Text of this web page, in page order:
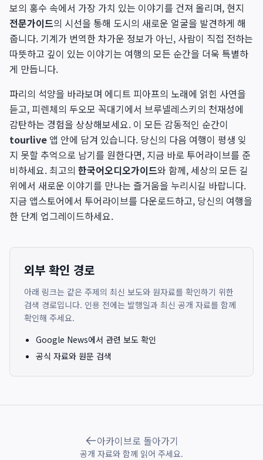
보의 홍수 속에서 가장 가치 있는 이야기를 건져 올리며, 현지
전문가이드의 시선을 통해 도시의 새로운 얼굴을 발견하게 해
줍니다. 기계가 번역한 차가운 정보가 아닌, 사람이 직접 전하는
따뜻하고 깊이 있는 이야기는 여행의 모든 순간을 더욱 특별하
게 만듭니다.
파리의 석양을 바라보며 에디트 피아프의 노래에 얽힌 사연을
듣고, 피렌체의 두오모 꼭대기에서 브루넬레스키의 천재성에
감탄하는 경험을 상상해보세요. 이 모든 감동적인 순간이
tourlive 앱 안에 담겨 있습니다. 당신의 다음 여행이 평생 잊
지 못할 추억으로 남기를 원한다면, 지금 바로 투어라이브를 준
비하세요. 최고의 한국어오디오가이드와 함께, 세상의 모든 길
위에서 새로운 이야기를 만나는 즐거움을 누리시길 바랍니다.
지금 앱스토어에서 투어라이브를 다운로드하고, 당신의 여행을
한 단계 업그레이드하세요.
외부 확인 경로
아래 링크는 같은 주제의 최신 보도와 원자료를 확인하기 위한
검색 경로입니다. 인용 전에는 발행일과 최신 공개 자료를 함께
확인해 주세요.
Google News에서 관련 보도 확인
공식 자료와 원문 검색
아카이브로 돌아가기
공개 자료와 함께 읽어 주세요.